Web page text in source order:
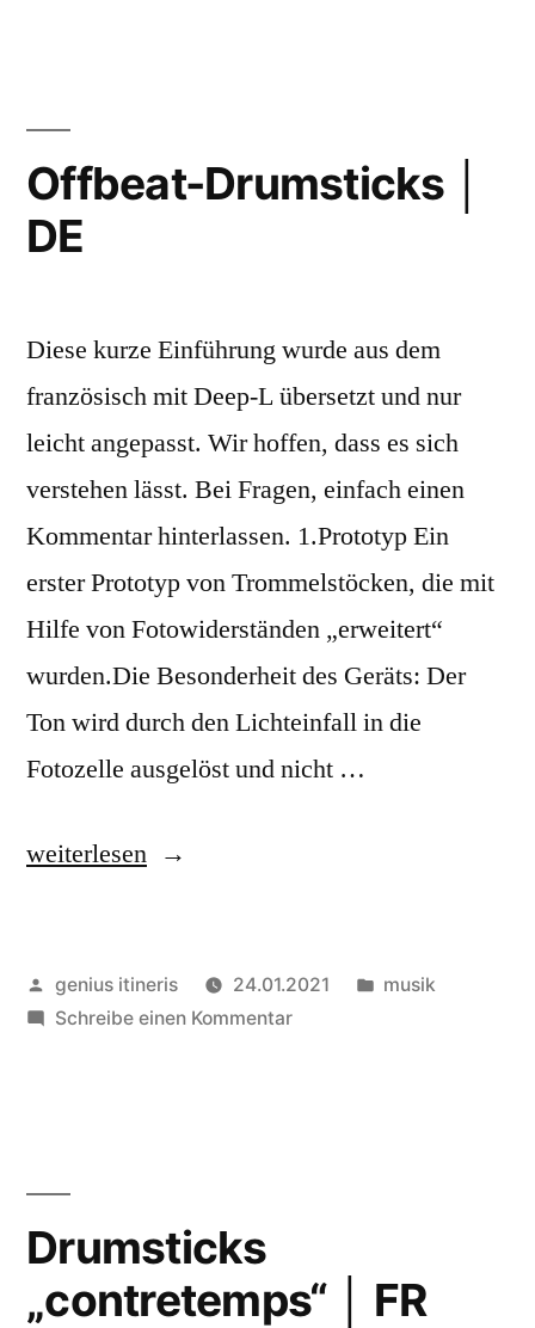
Offbeat-Drumsticks │
DE
Diese kurze Einführung wurde aus dem
französisch mit Deep-L übersetzt und nur
leicht angepasst. Wir hoffen, dass es sich
verstehen lässt. Bei Fragen, einfach einen
Kommentar hinterlassen. 1.Prototyp Ein
erster Prototyp von Trommelstöcken, die mit
Hilfe von Fotowiderständen „erweitert“
wurden.Die Besonderheit des Geräts: Der
Ton wird durch den Lichteinfall in die
Fotozelle ausgelöst und nicht …
„Offbeat-
DE“
weiterlesen
Veröffentlicht
von
genius itineris 24.01.2021
Veröffentlicht
musik
Schreibe einen Kommentarzu
Drumsticks
„contretemps“ │ FR